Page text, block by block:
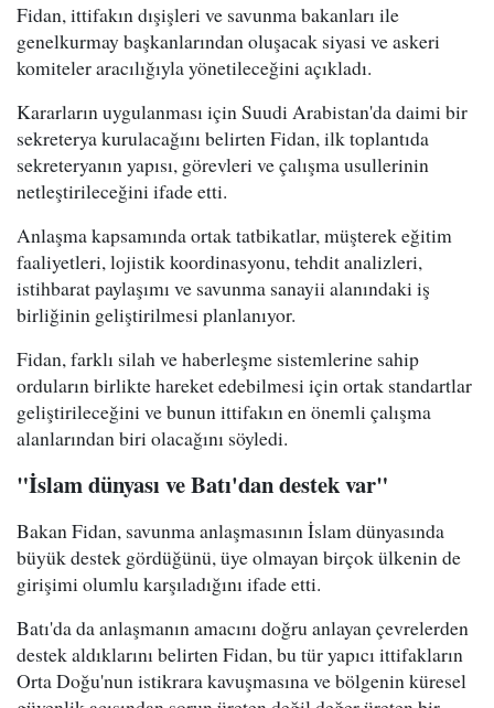
Fidan, ittifakın dışişleri ve savunma bakanları ile
genelkurmay başkanlarından oluşacak siyasi ve askeri
komiteler aracılığıyla yönetileceğini açıkladı.
Kararların uygulanması için Suudi Arabistan'da daimi bir
sekreterya kurulacağını belirten Fidan, ilk toplantıda
sekreteryanın yapısı, görevleri ve çalışma usullerinin
netleştirileceğini ifade etti.
Anlaşma kapsamında ortak tatbikatlar, müşterek eğitim
faaliyetleri, lojistik koordinasyonu, tehdit analizleri,
istihbarat paylaşımı ve savunma sanayii alanındaki iş
birliğinin geliştirilmesi planlanıyor.
Fidan, farklı silah ve haberleşme sistemlerine sahip
orduların birlikte hareket edebilmesi için ortak standartlar
geliştirileceğini ve bunun ittifakın en önemli çalışma
alanlarından biri olacağını söyledi.
"İslam dünyası ve Batı'dan destek var"
Bakan Fidan, savunma anlaşmasının İslam dünyasında
büyük destek gördüğünü, üye olmayan birçok ülkenin de
girişimi olumlu karşıladığını ifade etti.
Batı'da da anlaşmanın amacını doğru anlayan çevrelerden
destek aldıklarını belirten Fidan, bu tür yapıcı ittifakların
Orta Doğu'nun istikrara kavuşmasına ve bölgenin küresel